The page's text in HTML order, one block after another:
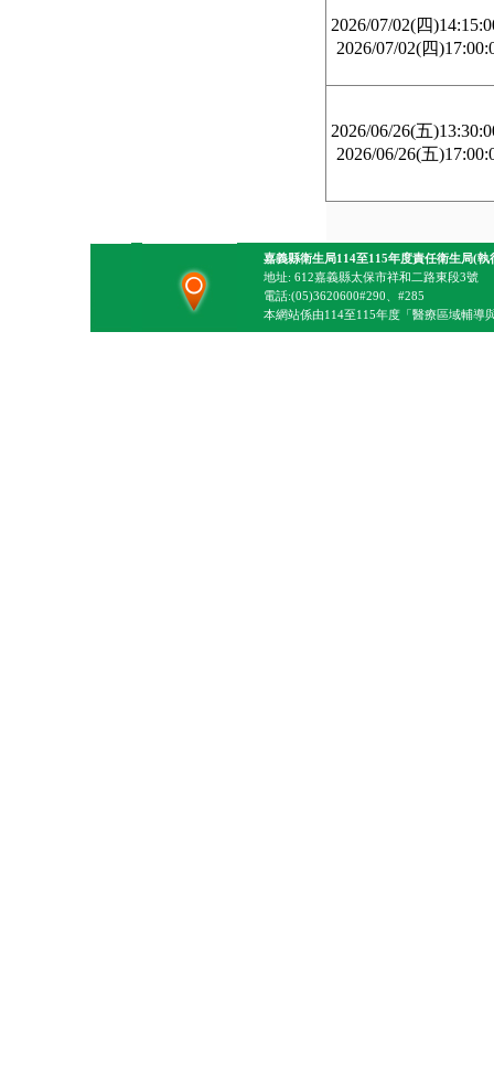
2026/07/02(四
2026/07/02(四
2026/06/26(五
2026/06/26(五
嘉義縣衛生局114至115年度責任衛生局(執
地址: 612嘉義縣太保市祥和二路東段3號
電話:(05)3620600#290、#285
本網站係由114至115年度「醫療區域輔導